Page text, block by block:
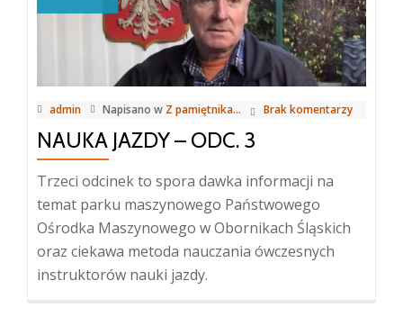
admin Napisano w Z pamiętnika... Brak komentarzy
NAUKA JAZDY – ODC. 3
Trzeci odcinek to spora dawka informacji na
temat parku maszynowego Państwowego
Ośrodka Maszynowego w Obornikach Śląskich
oraz ciekawa metoda nauczania ówczesnych
instruktorów nauki jazdy.